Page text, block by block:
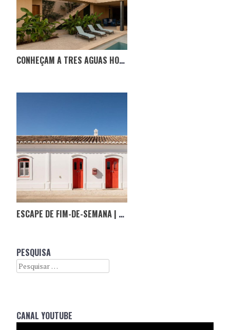
CONHEÇAM A TRES AGUAS HOUSE, NO EQUADOR
ESCAPE DE FIM-DE-SEMANA | HOSPEDARIA NO ALGARVE, ONDE O TEMPO PASSA DEVAGAR
PESQUISA
Search
CANAL YOUTUBE